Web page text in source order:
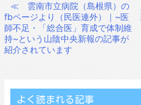
投
稿
ナ
≪
雲南市立病院（島根県）の
fbページより（民医連外）｜~医
師不足・「総合医」育成で体制維
持~という山陰中央新報の記事が
紹介されています
よく読まれる記事